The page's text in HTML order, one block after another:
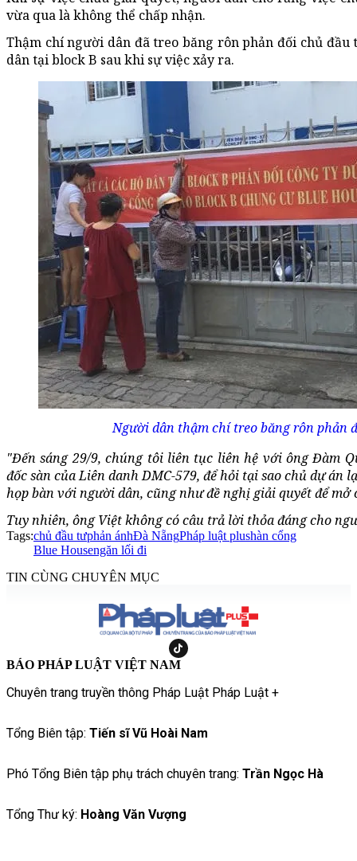
vừa qua là không thể chấp nhận.
Thậm chí người dân đã treo băng rôn phản đối chủ
dân tại block B sau khi sự việc xảy ra.
Người dân thậm chí treo băng rôn phản
"Đến sáng 29/9, chúng tôi liên tục liên hệ với ông Đàm
đốc sàn của Liên danh DMC-579, để hỏi tại sao chủ dự án
họp bàn với người dân, cũng như đề nghị giải quyết để mở
Tuy nhiên, ông Việt không có câu trả lời thỏa đáng cho
Tags:chủ đầu tưphản ánhĐà NẵngPháp luật plushàn cổng
Blue Housengăn lối đi
TIN CÙNG CHUYÊN MỤC
BÁO PHÁP LUẬT VIỆT NAM
Chuyên trang truyền thông Pháp Luật Pháp Luật +
Tổng Biên tập: Tiến sĩ Vũ Hoài Nam
Phó Tổng Biên tập phụ trách chuyên trang: Trần Ngọc Hà
Tổng Thư ký: Hoàng Văn Vượng